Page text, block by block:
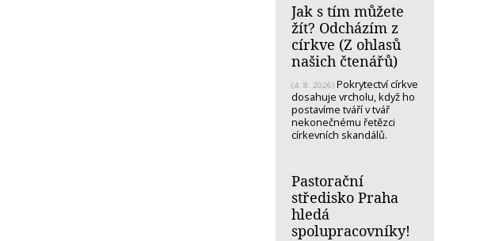
Jak s tím můžete
žít? Odcházím z
církve (Z ohlasů
našich čtenářů)
(4. 8. 2026) Pokrytectví církve
dosahuje vrcholu, když ho
postavíme tváří v tvář
nekonečnému řetězci
církevních skandálů.
Pastorační
středisko Praha
hledá
spolupracovníky!